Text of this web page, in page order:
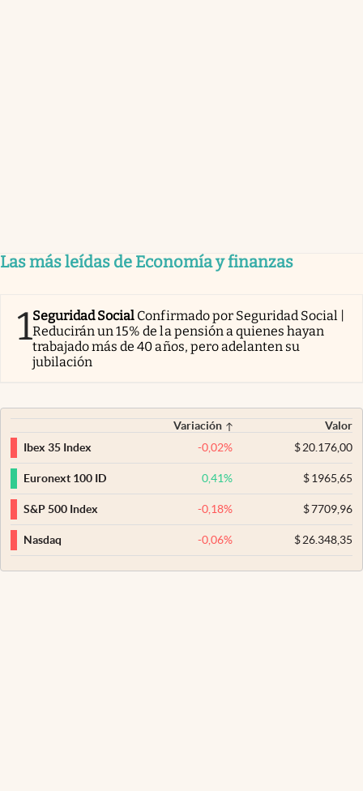
Las más leídas de Economía y finanzas
1Seguridad Social Confirmado por Seguridad Social |
Reducirán un 15% de la pensión a quienes hayan
trabajado más de 40 años, pero adelanten su
jubilación
Variación
Valor
Ibex 35 Index
-0,02% $20.176,00
Euronext 100 ID 0,41% $1965,65
S&P 500 Index -0,18% $7709,96
Nasdaq -0,06% $26.348,35